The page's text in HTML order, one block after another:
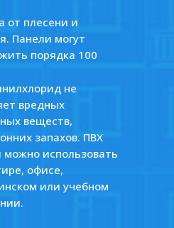
не
вредных
веществ,
запахов. ПВХ
можно использовать
офисе,
или учебном
от плесени и
Панели могут
порядка 100